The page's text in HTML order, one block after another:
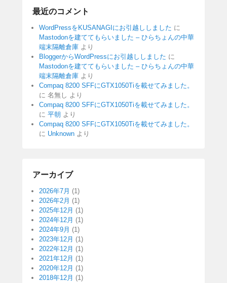
最近のコメント
WordPressをKUSANAGIにお引越ししました に
Mastodonを建ててもらいました – ひらちょんの中華
端末隔離倉庫 より
BloggerからWordPressにお引越ししました に
Mastodonを建ててもらいました – ひらちょんの中華
端末隔離倉庫 より
Compaq 8200 SFFにGTX1050Tiを載せてみました。
に 名無し より
Compaq 8200 SFFにGTX1050Tiを載せてみました。
に 平朝 より
Compaq 8200 SFFにGTX1050Tiを載せてみました。
に Unknown より
アーカイブ
2026年7月 (1)
2026年2月 (1)
2025年12月 (1)
2024年12月 (1)
2024年9月 (1)
2023年12月 (1)
2022年12月 (1)
2021年12月 (1)
2020年12月 (1)
2018年12月 (1)